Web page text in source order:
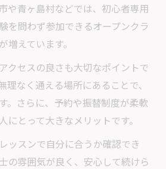
や青ヶ島村などでは、初心者専用
を問わず参加できるオープンクラ
増えています。
クセスの良さも大切なポイントで
理なく通える場所にあることで、
。さらに、予約や振替制度が柔軟
にとって大きなメリットです。
ッスンで自分に合うか確認でき
の雰囲気が良く、安心して続けら